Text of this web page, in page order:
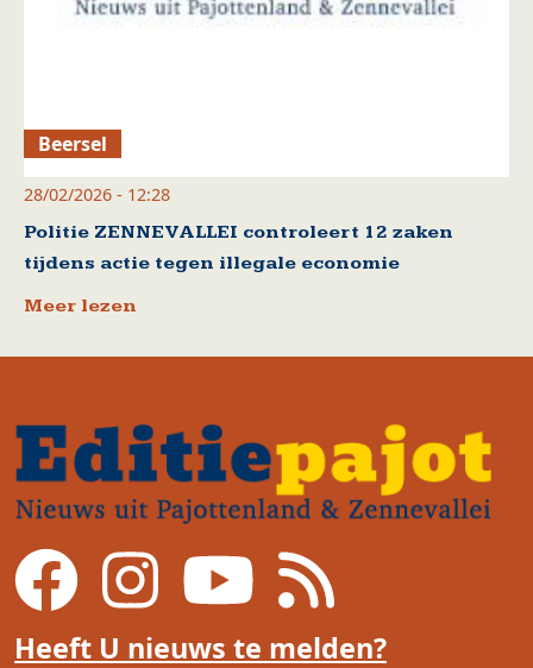
Beersel
28/02/2026 - 12:28
Politie ZENNEVALLEI controleert 12 zaken
tijdens actie tegen illegale economie
Meer lezen
Heeft U nieuws te melden?